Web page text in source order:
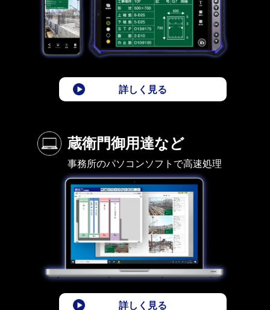
詳しく見る
蔵衛門御用達など
事務所のパソコンソフトで高速処理
詳しく見る